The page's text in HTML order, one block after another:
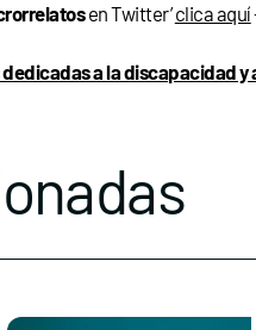
en Twitter’clica aquí
a la discapacidad y